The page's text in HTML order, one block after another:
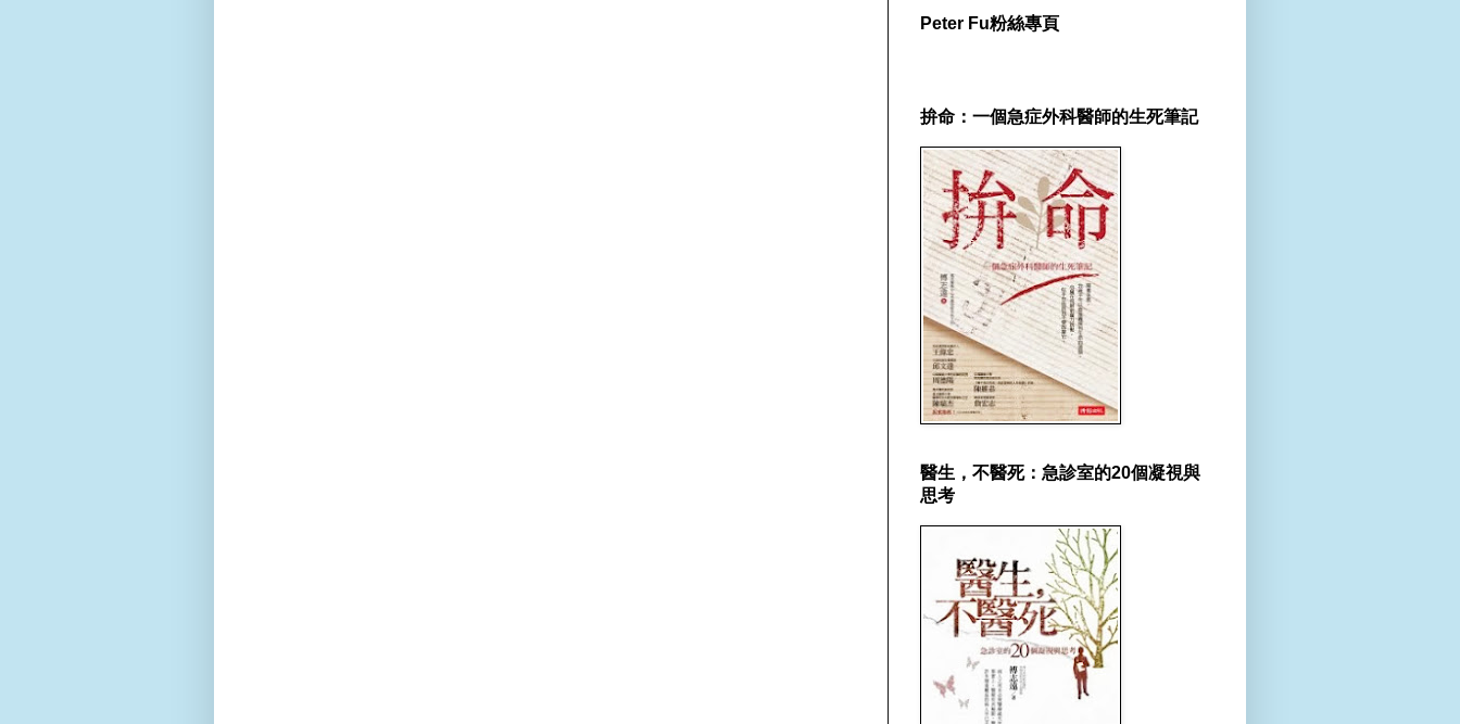
Peter Fu粉絲專頁
拚命：一個急症外科醫師的生死筆記
醫生，不醫死：急診室的20個凝視與
思考